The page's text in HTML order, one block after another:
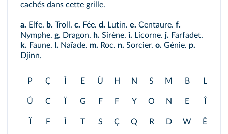
cachés dans cette grille.
a. Elfe. b. Troll. c. Fée. d. Lutin. e. Centaure. f.
Nymphe. g. Dragon. h. Sirène. i. Licorne. j. Farfadet.
k. Faune. l. Naïade. m. Roc. n. Sorcier. o. Génie. p.
Djinn.
P Ç E Ù H N S M B L
Û C G F F Y O N E
F T S Ç Q R D W Ê